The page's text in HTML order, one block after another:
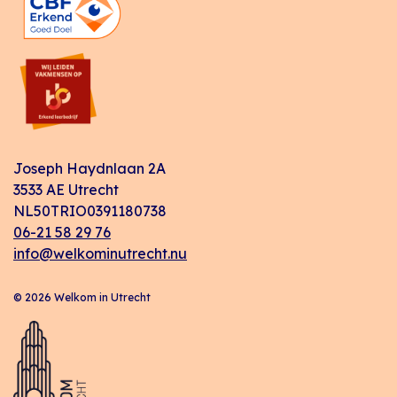
Joseph Haydnlaan 2A
3533 AE Utrecht
NL50TRIO0391180738
06-21 58 29 76
info@welkominutrecht.nu
© 2026 Welkom in Utrecht